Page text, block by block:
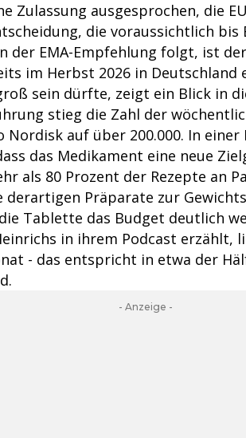
Zulassung ausgesprochen, die
die voraussichtlich bis
der EMA-Empfehlung folgt, ist
im Herbst 2026 in Deutschland
sein dürfte, zeigt ein Blick in
stieg die Zahl der
Nordisk auf über 200.000. In
das Medikament eine neue
als 80 Prozent der Rezepte an
derartigen Präparate zur
Tablette das Budget deutlich
in ihrem Podcast erzählt,
- das entspricht in etwa der
- Anzeige -